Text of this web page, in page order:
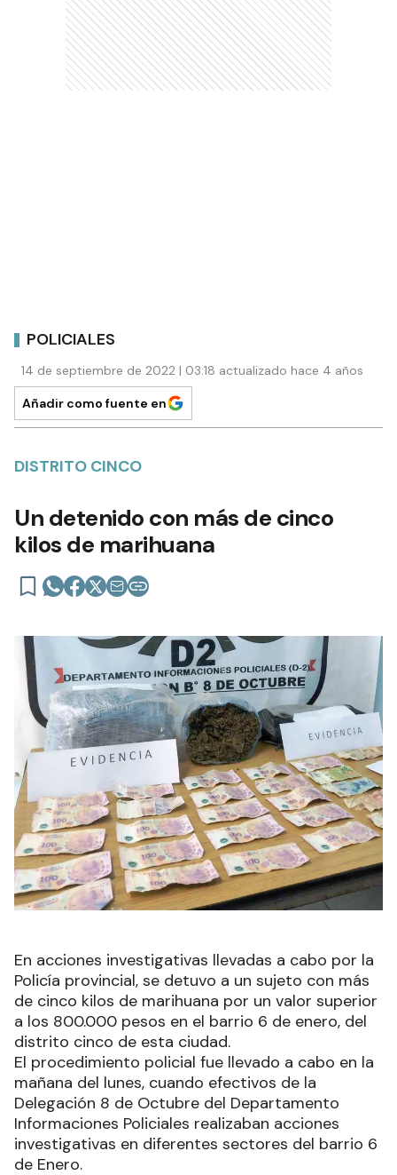
POLICIALES
14 de septiembre de 2022 | 03:18 actualizado hace 4 años
Añadir como fuente en
DISTRITO CINCO
Un detenido con más de cinco
kilos de marihuana
En acciones investigativas llevadas a cabo por la
Policía provincial, se detuvo a un sujeto con más
de cinco kilos de marihuana por un valor superior
a los 800.000 pesos en el barrio 6 de enero, del
distrito cinco de esta ciudad.
El procedimiento policial fue llevado a cabo en la
mañana del lunes, cuando efectivos de la
Delegación 8 de Octubre del Departamento
Informaciones Policiales realizaban acciones
investigativas en diferentes sectores del barrio 6
de Enero.